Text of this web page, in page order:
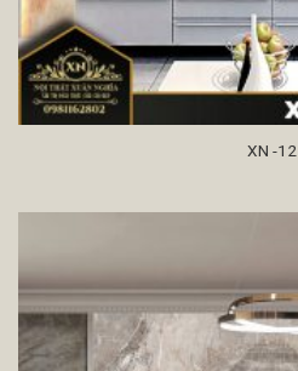
XN -12